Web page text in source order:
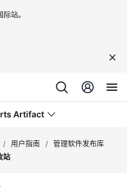
站。
Artifact
/ 用户指南 / 管理软件发布库
站